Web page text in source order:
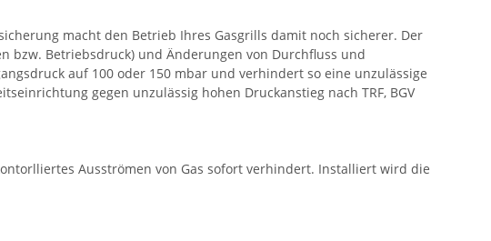
macht den Betrieb Ihres Gasgrills damit noch sicherer. Der
bzw. Betriebsdruck) und Änderungen von Durchfluss und
auf 100 oder 150 mbar und verhindert so eine unzulässige
gegen unzulässig hohen Druckanstieg nach TRF, BGV
Ausströmen von Gas sofort verhindert. Installiert wird die